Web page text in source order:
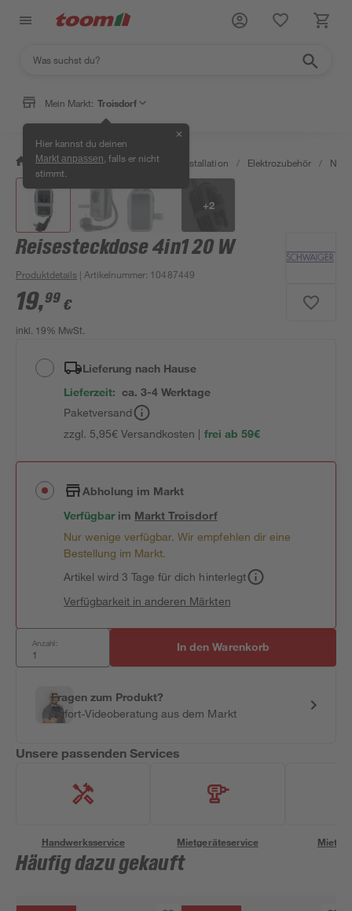
Mein Markt: Troisdorf
Hier kannst du deinen
Markt anpassen , falls er nicht
stimmt.
✕
/ Bauen & Renovieren / Elektroinstallation / Elektrozubehör /
+2
Reisesteckdose 4in1 20 W
Produktdetails | Artikelnummer: 10487449
19,99 €
inkl. 19% MwSt.
Lieferung nach Hause
Lieferzeit: ca. 3-4 Werktage
Paketversand
zzgl. 5,95€ Versandkosten | frei ab 59€
Abholung im Markt
Verfügbar im MarktTroisdorf
Nur wenige verfügbar. Wir empfehlen dir eine
Bestellung im Markt.
Artikel wird 3 Tage für dich hinterlegt
Verfügbarkeit in anderen Märkten
Anzahl: In den Warenkorb
Fragen zum Produkt?
Sofort-Videoberatung aus dem Markt
Unsere passenden Services
Handwerksservice Mietgeräteservice
Häufig dazu gekauft